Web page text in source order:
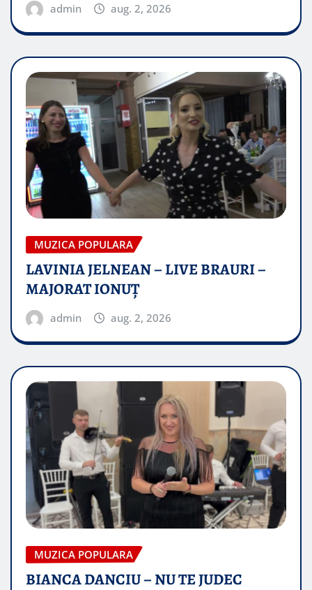
admin aug. 2, 2026
MUZICA POPULARA
LAVINIA JELNEAN – LIVE BRAURI –
MAJORAT IONUŢ
admin aug. 2, 2026
MUZICA POPULARA
BIANCA DANCIU – NU TE JUDEC